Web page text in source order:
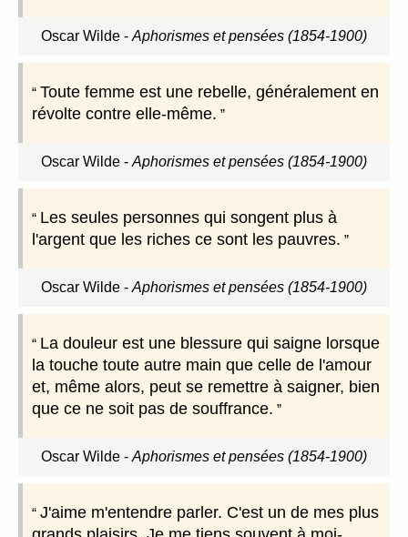
Oscar Wilde - Aphorismes et pensées (1854-1900)
Toute femme est une rebelle, généralement en
révolte contre elle-même.
Oscar Wilde - Aphorismes et pensées (1854-1900)
Les seules personnes qui songent plus à
l'argent que les riches ce sont les pauvres.
Oscar Wilde - Aphorismes et pensées (1854-1900)
La douleur est une blessure qui saigne lorsque
la touche toute autre main que celle de l'amour
et, même alors, peut se remettre à saigner, bien
que ce ne soit pas de souffrance.
Oscar Wilde - Aphorismes et pensées (1854-1900)
J'aime m'entendre parler. C'est un de mes plus